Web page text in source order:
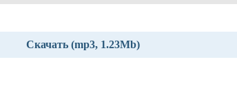
Скачать (mp3, 1.23Mb)